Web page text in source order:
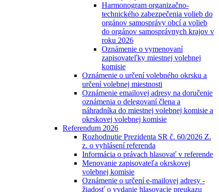
Harmonogram organizačno-
technického zabezpečenia volieb do
orgánov samosprávy obcí a volieb
do orgánov samosprávnych krajov v
roku 2026
Oznámenie o vymenovaní
zapisovateľky miestnej volebnej
komisie
Oznámenie o určení volebného okrsku a
určení volebnej miestnosti
Oznámenie emailovej adresy na doručenie
oznámenia o delegovaní člena a
náhradníka do miestnej volebnej komisie a
okrskovej volebnej komisie
Referendum 2026
Rozhodnutie Prezidenta SR č. 60/2026 Z.
z. o vyhlásení referenda
Informácia o právach hlasovať v referende
Menovanie zapisovateľa okrskovej
volebnej komisie
Oznámenie o určení e-mailovej adresy -
žiadosť o vydanie hlasovacie preukazu